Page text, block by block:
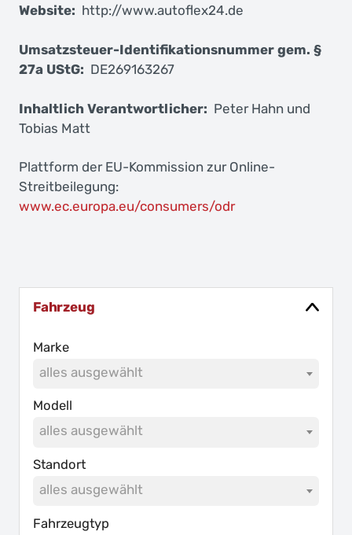
Website: http://www.autoflex24.de
Umsatzsteuer-Identifikationsnummer gem. §
27a UStG: DE269163267
Inhaltlich Verantwortlicher: Peter Hahn und
Tobias Matt
Plattform der EU-Kommission zur Online-
Streitbeilegung:
www.ec.europa.eu/consumers/odr
Fahrzeug
Marke
alles ausgewählt
Modell
alles ausgewählt
Standort
alles ausgewählt
Fahrzeugtyp